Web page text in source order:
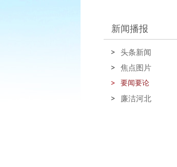
新闻播报
头条新闻
焦点图片
要闻要论
廉洁河北